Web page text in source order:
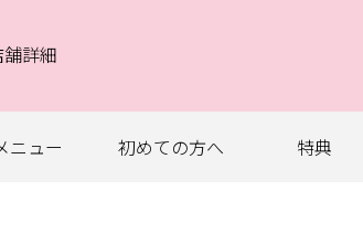
詳細
ニュー 初めての方へ 特典